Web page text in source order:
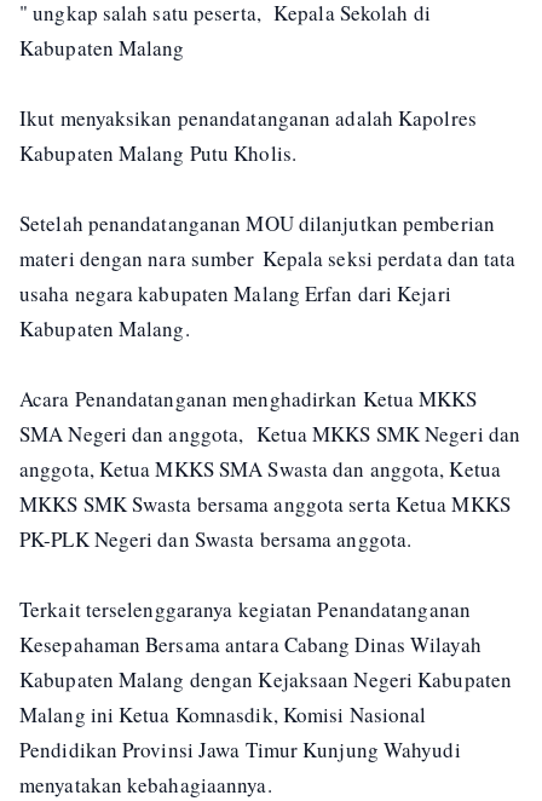
" ungkap salah satu peserta, Kepala Sekolah di
Kabupaten Malang
Ikut menyaksikan penandatanganan adalah Kapolres
Kabupaten Malang Putu Kholis.
Setelah penandatanganan MOU dilanjutkan pemberian
materi dengan nara sumber Kepala seksi perdata dan tata
usaha negara kabupaten Malang Erfan dari Kejari
Kabupaten Malang.
Acara Penandatanganan menghadirkan Ketua MKKS
SMA Negeri dan anggota, Ketua MKKS SMK Negeri dan
anggota, Ketua MKKS SMA Swasta dan anggota, Ketua
MKKS SMK Swasta bersama anggota serta Ketua MKKS
PK-PLK Negeri dan Swasta bersama anggota.
Terkait terselenggaranya kegiatan Penandatanganan
Kesepahaman Bersama antara Cabang Dinas Wilayah
Kabupaten Malang dengan Kejaksaan Negeri Kabupaten
Malang ini Ketua Komnasdik, Komisi Nasional
Pendidikan Provinsi Jawa Timur Kunjung Wahyudi
menyatakan kebahagiaannya.